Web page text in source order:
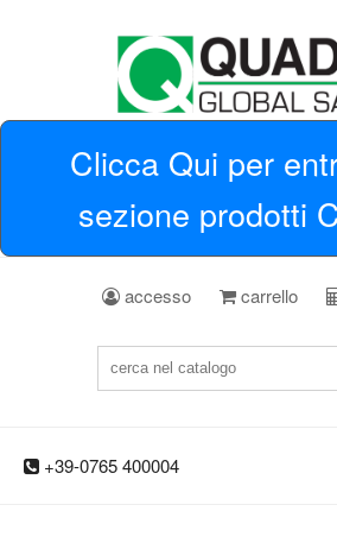
Clicca Qui per
sezione prodotti
accesso carrello
+39-0765 400004